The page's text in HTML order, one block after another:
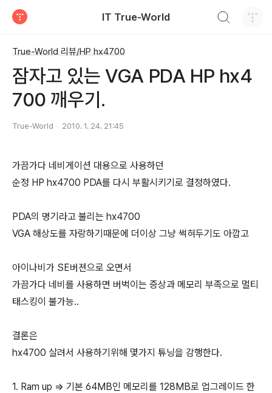
IT True-World
True-World 리뷰/HP hx4700
잠자고 있는 VGA PDA HP hx4
700 깨우기.
True-World 2010. 1. 24. 21:45
가끔가다 네비게이션 대용으로 사용하던
순정 HP hx4700 PDA를 다시 부활시키기로 결정하였다.
PDA의 명기라고 불리는 hx4700
VGA 해상도를 자랑하기때문에 더이상 그냥 썩혀두기도 아깝고
아이나비가 SE버젼으로 오면서
가끔가다 네비를 사용하면 버벅이는 증상과 메모리 부족으로 멀티
태스킹이 불가능..
결론은
hx4700 살려서 사용하기위해 몇가지 튜닝을 감행한다.
1. Ram up => 기본 64MB인 메모리를 128MB로 업그레이드 한